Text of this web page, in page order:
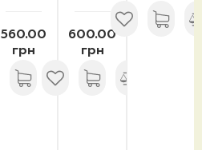
560.00
грн
600.00
грн